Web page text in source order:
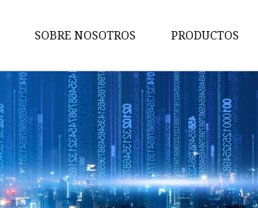
SOBRE NOSOTROS PRODUCTOS
MCCB
Cambiar
SPD de CA
MCB de CA
Llave de grifo